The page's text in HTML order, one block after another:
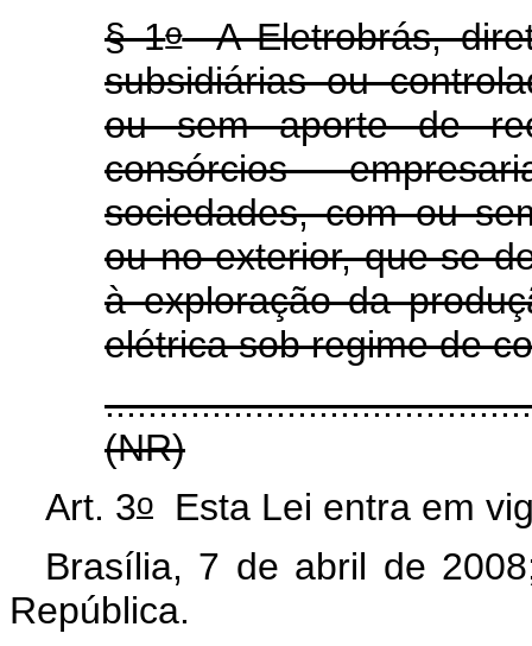
§ 1oA Eletrobrás,
subsidiárias ou
ou sem aporte de
consórcios
sociedades, com ou
ou no exterior, que se
à exploração da
elétrica sob regime de
(NR)
Art. 3o Esta Lei entra em
Brasília, 7 de abril de
República.